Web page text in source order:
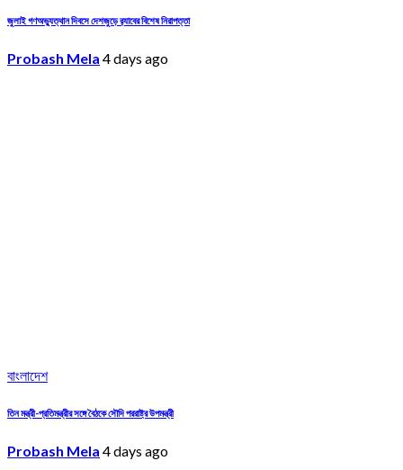
জুলাই গণঅভ্যুত্থান দিবসে দেশজুড়ে র‌্যাবের বিশেষ নিরাপত্তা
Probash Mela 4 days ago
বাংলাদেশ
তিন মন্ত্রী-প্রতিমন্ত্রীর সঙ্গে বৈঠকে সৌদি পররাষ্ট্র উপমন্ত্রী
Probash Mela 4 days ago